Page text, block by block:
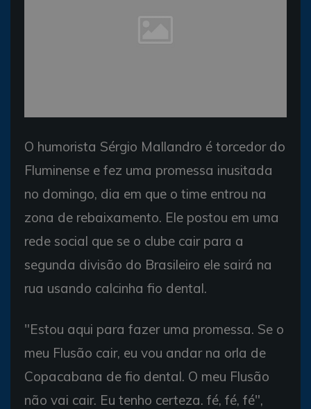
O humorista Sérgio Mallandro é torcedor do
Fluminense e fez uma promessa inusitada
no domingo, dia em que o time entrou na
zona de rebaixamento. Ele postou em uma
rede social que se o clube cair para a
segunda divisão do Brasileiro ele sairá na
rua usando calcinha fio dental.
"Estou aqui para fazer uma promessa. Se o
meu Flusão cair, eu vou andar na orla de
Copacabana de fio dental. O meu Flusão
não vai cair. Eu tenho certeza. fé, fé, fé",